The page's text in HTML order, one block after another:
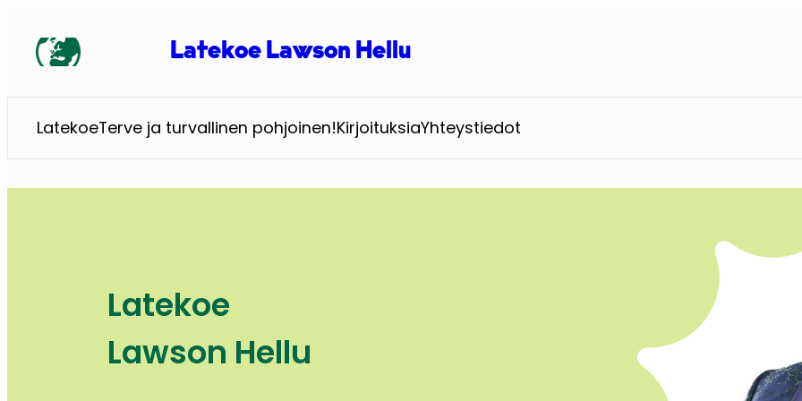
sisältöön
Latekoe Lawson Hellu
LatekoeTerve ja turvallinen pohjoinen!KirjoituksiaYhteystiedot
Latekoe
Lawson Hellu